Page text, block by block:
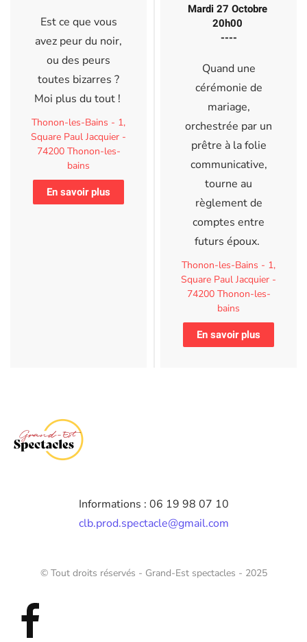
Est ce que vous
avez peur du noir,
ou des peurs
toutes bizarres ?
Moi plus du tout !
Thonon-les-Bains - 1,
Square Paul Jacquier -
74200 Thonon-les-
bains
En savoir plus
Mardi 27 Octobre
20h00
----
Quand une
cérémonie de
mariage,
orchestrée par un
prêtre à la folie
communicative,
tourne au
règlement de
comptes entre
futurs époux.
Thonon-les-Bains - 1,
Square Paul Jacquier -
74200 Thonon-les-
bains
En savoir plus
Informations : 06 19 98 07 10
clb.prod.spectacle@gmail.com
© Tout droits réservés - Grand-Est spectacles - 2025